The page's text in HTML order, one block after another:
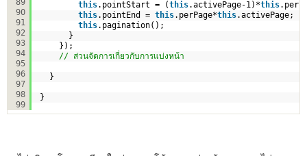
90
91
92
93
94
95
96
97
98
99
this.pointStart = (this.activePage-1)*this
this.pointEnd = this.perPage*this.activePage;
this.pagination();
}
});
// ส่วนจัดการเกี่ยวกับการแบ่งหน้า
}
}